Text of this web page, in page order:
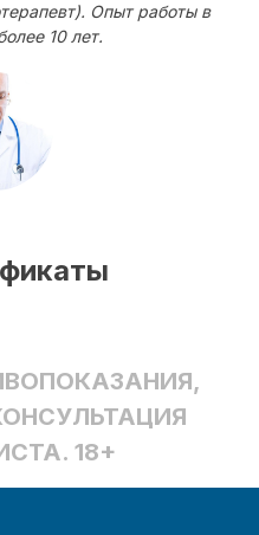
Опыт работы в
10 лет.
18+